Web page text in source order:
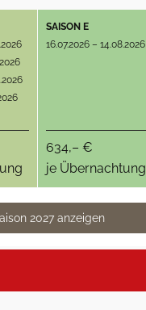
SAISON E
16.07.2026 – 14.08.2026
634,– €
je Übernachtung
2027 anzeigen